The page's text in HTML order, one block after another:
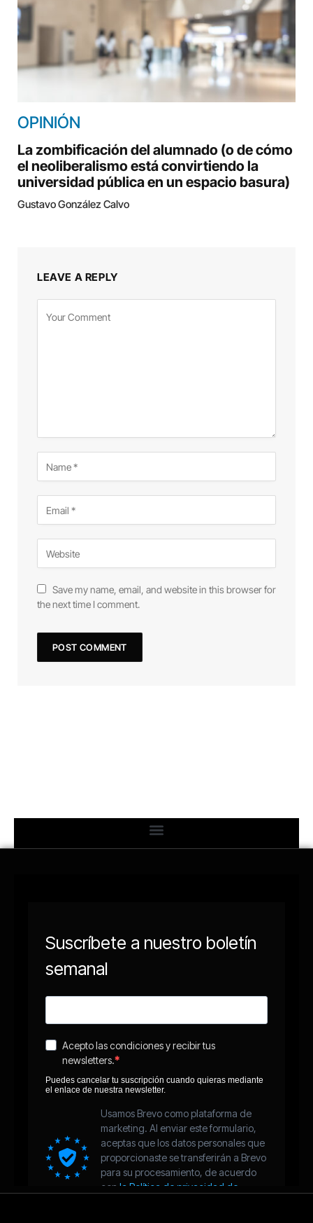
OPINIÓN
La zombificación del alumnado (o de cómo
el neoliberalismo está convirtiendo la
universidad pública en un espacio basura)
Gustavo González Calvo
LEAVE A REPLY
Save my name, email, and website in this browser for
the next time I comment.